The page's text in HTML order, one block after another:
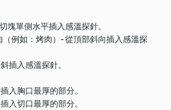
塊單側水平插入感溫探針。
例如：烤肉）- 從頂部斜向插入感溫探
插入感溫探針。
入胸口最厚的部分。
入切口最厚的部分。